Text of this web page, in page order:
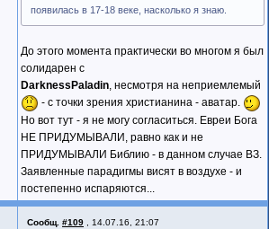
появилась в 17-18 веке, насколько я знаю.
До этого момента практически во многом я был
солидарен с
DarknessPaladin, несмотря на неприемлемый
- с точки зрения христианина - аватар.
Но вот тут - я не могу согласиться. Евреи Бога
НЕ ПРИДУМЫВАЛИ, равно как и не
ПРИДУМЫВАЛИ Библию - в данном случае ВЗ.
Заявленные парадигмы висят в воздухе - и
постепенно испаряются...
Сообщ. #109 14.07.16, 21:07